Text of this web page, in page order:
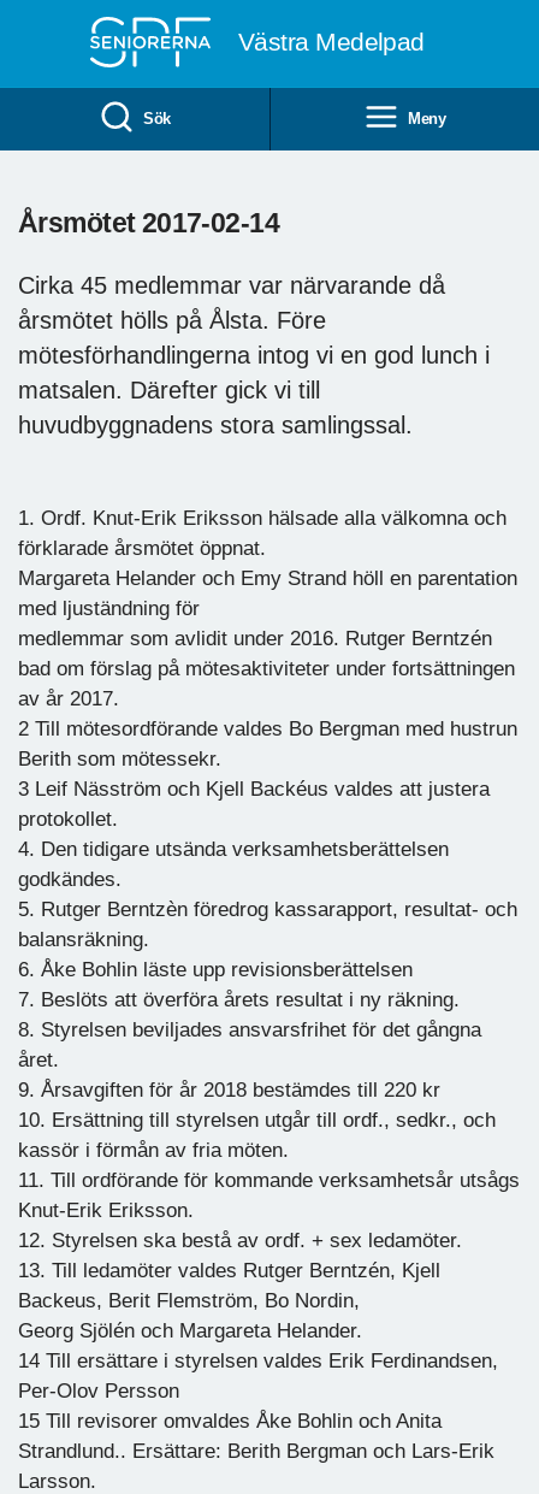
Västra Medelpad
Sök Meny
Årsmötet 2017-02-14
Cirka 45 medlemmar var närvarande då
årsmötet hölls på Ålsta. Före
mötesförhandlingerna intog vi en god lunch i
matsalen. Därefter gick vi till
huvudbyggnadens stora samlingssal.
1. Ordf. Knut-Erik Eriksson hälsade alla välkomna och
förklarade årsmötet öppnat.
Margareta Helander och Emy Strand höll en parentation
med ljuständning för
medlemmar som avlidit under 2016. Rutger Berntzén
bad om förslag på mötesaktiviteter under fortsättningen
av år 2017.
2 Till mötesordförande valdes Bo Bergman med hustrun
Berith som mötessekr.
3 Leif Näsström och Kjell Backéus valdes att justera
protokollet.
4. Den tidigare utsända verksamhetsberättelsen
godkändes.
5. Rutger Berntzèn föredrog kassarapport, resultat- och
balansräkning.
6. Åke Bohlin läste upp revisionsberättelsen
7. Beslöts att överföra årets resultat i ny räkning.
8. Styrelsen beviljades ansvarsfrihet för det gångna
året.
9. Årsavgiften för år 2018 bestämdes till 220 kr
10. Ersättning till styrelsen utgår till ordf., sedkr., och
kassör i förmån av fria möten.
11. Till ordförande för kommande verksamhetsår utsågs
Knut-Erik Eriksson.
12. Styrelsen ska bestå av ordf. + sex ledamöter.
13. Till ledamöter valdes Rutger Berntzén, Kjell
Backeus, Berit Flemström, Bo Nordin,
Georg Sjölén och Margareta Helander.
14 Till ersättare i styrelsen valdes Erik Ferdinandsen,
Per-Olov Persson
15 Till revisorer omvaldes Åke Bohlin och Anita
Strandlund.. Ersättare: Berith Bergman och Lars-Erik
Larsson.